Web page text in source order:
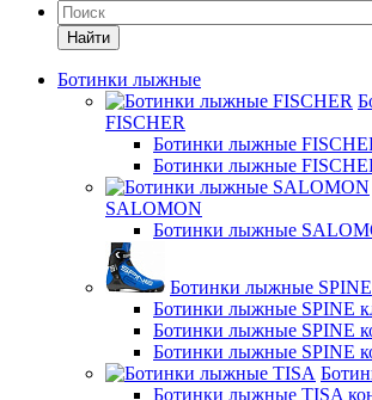
Найти
Ботинки лыжные
FISCHER
Ботинки лыжные
Ботинки лыжные
SALOMON
Ботинки лыжные
Ботинки лыжные SPINE
Ботинки лыжные SPINE
Ботинки лыжные SPINE
Ботинки лыжные SPINE
Ботинки лыжные TISA